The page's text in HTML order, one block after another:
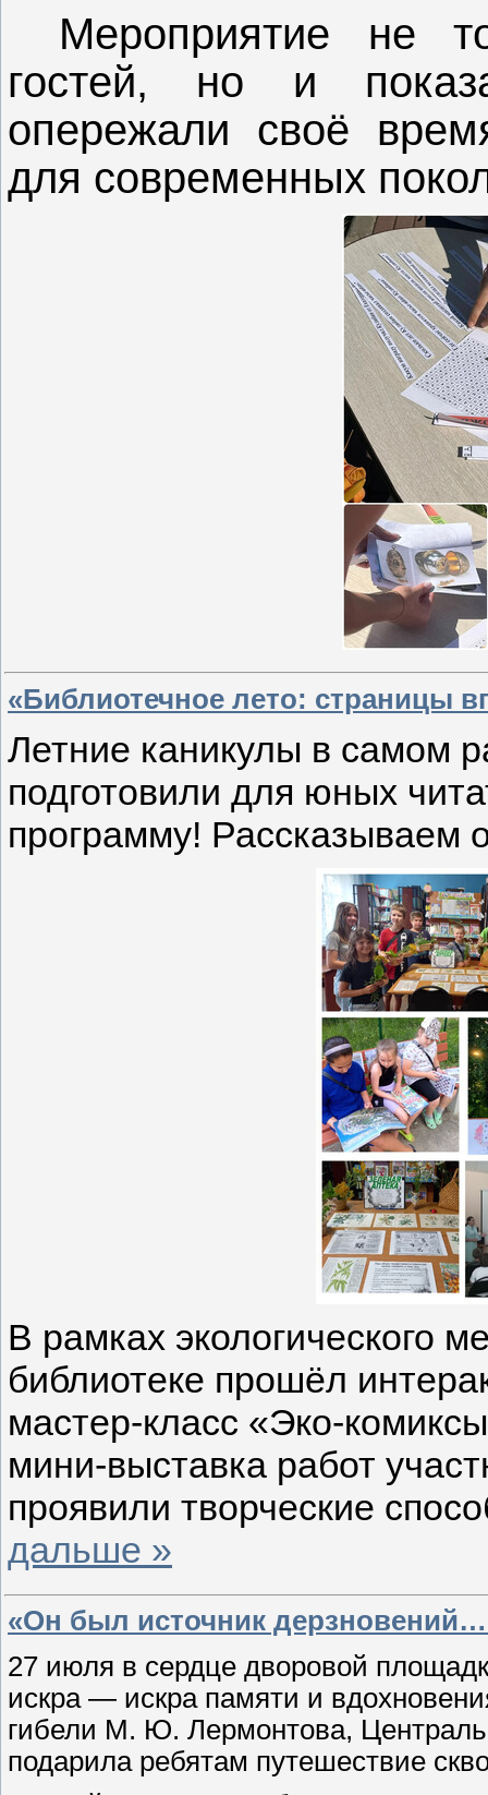
Мероприятие не
гостей, но и
опережали своё
для современных
«Библиотечное лето: страницы
Летние каникулы в самом
подготовили для юных
программу! Рассказываем
В рамках экологического
библиотеке прошёл
мастер‑класс
мини‑выставка работ
проявили творческие
дальше »
«Он был источник
27 июля в сердце дворовой
искра — искра памяти и
гибели М. Ю. Лермонтова,
подарила ребятам путешествие